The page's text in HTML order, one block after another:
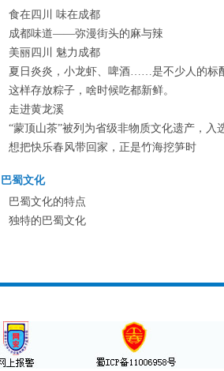
食在四川 味在成都
成都味道——弥漫街头的麻与辣
美丽四川 魅力成都
夏日炎炎，小龙虾、啤酒……是不少人的标
这样存放粽子，啥时候吃都新鲜。
走进黄龙溪
“蒙顶山茶”被列为省级非物质文化遗产，入
想把快乐春风带回家，正是竹海挖笋时
巴蜀文化
巴蜀文化的特点
独特的巴蜀文化